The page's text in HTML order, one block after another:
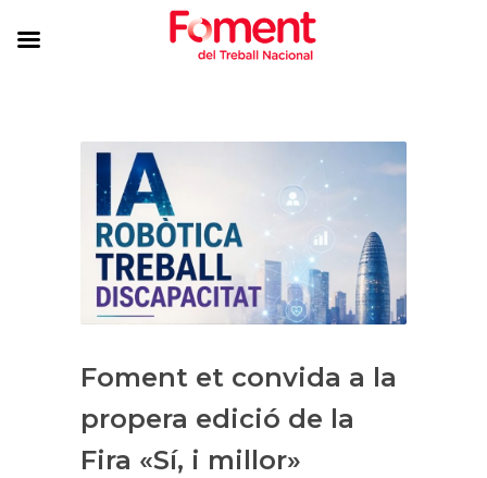
Foment et convida a la
propera edició de la
Fira «Sí, i millor»